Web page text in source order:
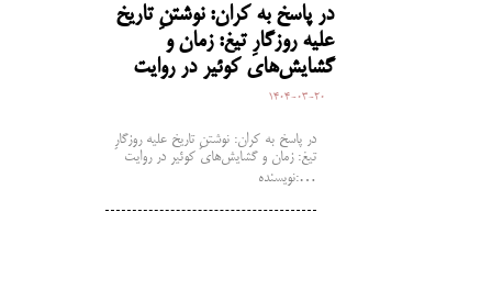
در پاسخ به کران: نوشتنِ تاریخ
علیه روزگارِ تیغ: زمان و
گشایش‌های کوئیر در روایت
1404-03-20
در پاسخ به کران: نوشتنِ تاریخ علیه روزگارِ
تیغ: زمان و گشایش‌های کوئیر در روایت
نویسنده:…